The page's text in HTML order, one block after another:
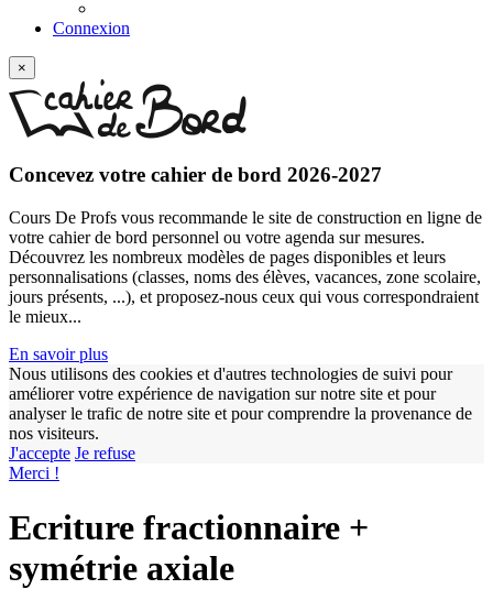
Connexion
×
Concevez votre cahier de bord 2026-2027
Cours De Profs vous recommande le site de construction en ligne de
votre cahier de bord personnel ou votre agenda sur mesures.
Découvrez les nombreux modèles de pages disponibles et leurs
personnalisations (classes, noms des élèves, vacances, zone scolaire,
jours présents, ...), et proposez-nous ceux qui vous correspondraient
le mieux...
En savoir plus
Nous utilisons des cookies et d'autres technologies de suivi pour
améliorer votre expérience de navigation sur notre site et pour
analyser le trafic de notre site et pour comprendre la provenance de
nos visiteurs.
J'accepte Je refuse
Merci !
Ecriture fractionnaire +
symétrie axiale